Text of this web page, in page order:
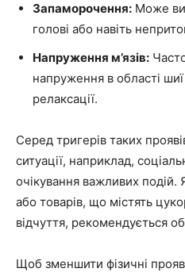
Запаморочення: Може
голові або навіть
Напруження м’язів:
напруження в області
релаксації.
Серед тригерів таких
ситуації, наприклад,
очікування важливих
або товарів, що містять
відчуття, рекомендується
Щоб зменшити фізичні